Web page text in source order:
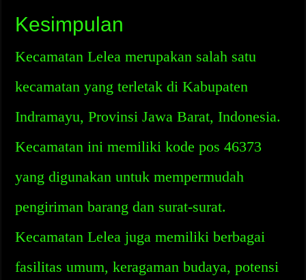
Kesimpulan
Kecamatan Lelea merupakan salah satu
kecamatan yang terletak di Kabupaten
Indramayu, Provinsi Jawa Barat, Indonesia.
Kecamatan ini memiliki kode pos 46373
yang digunakan untuk mempermudah
pengiriman barang dan surat-surat.
Kecamatan Lelea juga memiliki berbagai
fasilitas umum, keragaman budaya, potensi